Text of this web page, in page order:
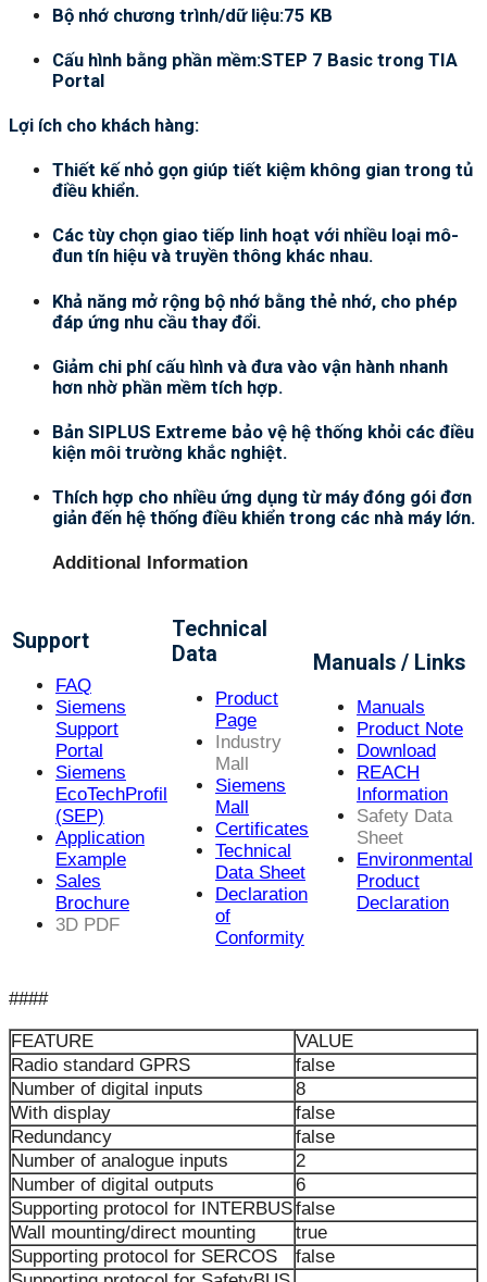
Bộ nhớ chương trình/dữ liệu:75 KB
Cấu hình bằng phần mềm:STEP 7 Basic trong TIA
Portal
Lợi ích cho khách hàng:
Thiết kế nhỏ gọn giúp tiết kiệm không gian trong tủ
điều khiển.
Các tùy chọn giao tiếp linh hoạt với nhiều loại mô-
đun tín hiệu và truyền thông khác nhau.
Khả năng mở rộng bộ nhớ bằng thẻ nhớ, cho phép
đáp ứng nhu cầu thay đổi.
Giảm chi phí cấu hình và đưa vào vận hành nhanh
hơn nhờ phần mềm tích hợp.
Bản SIPLUS Extreme bảo vệ hệ thống khỏi các điều
kiện môi trường khắc nghiệt.
Thích hợp cho nhiều ứng dụng từ máy đóng gói đơn
giản đến hệ thống điều khiển trong các nhà máy lớn.
Additional Information
Support
FAQ
Siemens
Support
Portal
Siemens
EcoTechProfil
(SEP)
Application
Example
Sales
Brochure
3D PDF
Technical
Data
Product
Page
Industry
Mall
Siemens
Mall
Certificates
Technical
Data Sheet
Declaration
of
Conformity
Manuals / Links
Manuals
Product Note
Download
REACH
Information
Safety Data
Sheet
Environmental
Product
Declaration
####
FEATURE
VALUE
Radio standard GPRS
false
Number of digital inputs
8
With display
false
Redundancy
false
Number of analogue inputs
2
Number of digital outputs
6
Supporting protocol for INTERBUSfalse
Wall mounting/direct mounting
true
Supporting protocol for SERCOS
false